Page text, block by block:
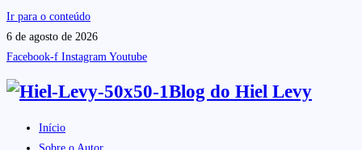
Ir para o conteúdo
6 de agosto de 2026
Facebook-f Instagram Youtube
Blog do Hiel Levy
Início